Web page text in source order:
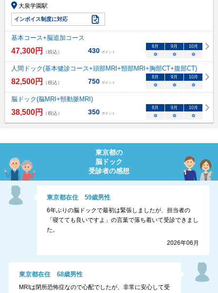
大泉学園駅
インボイス制度に対応
基本コース+脳追加コース
47,300円 （税込） 430 ポイント
8月 9月 10月
○ ○ ○
人間ドック(基本健診コース+頭部MRI+頸部MRI+胸部CT+腹部CT)
82,500円 （税込） 750 ポイント
8月 9月 10月
○ ○ ○
脳ドック(脳MRI+頸動脈MRI)
38,500円 （税込） 350 ポイント
8月 9月 10月
○ ○ ○
東京都の
脳ドック
受診者の感想
東京都在住59歳男性
6年ぶりの脳ドックで最初は緊張しましたが、担当者の
「寝てても良いですよ」の言葉で落ち着いて受診できまし
た。
2026年06月
東京都在住 68歳男性
MRIは閉所恐怖症なので心配でしたが、非常に安心して受